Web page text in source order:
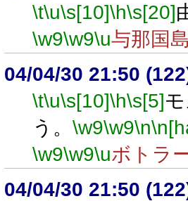
\t\u\s[10]\h\s[20]
\w9\w9\u与那国
04/04/30 21:50
\t\u\s[10]\h\s[5]
う。 \w9\w9\n
\w9\w9\uボトラ
04/04/30 21:50